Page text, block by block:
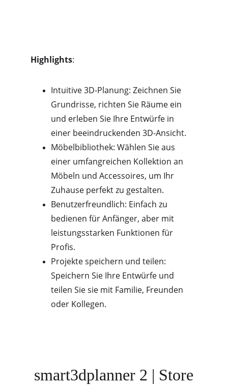
Highlights:
Intuitive 3D-Planung: Zeichnen Sie
Grundrisse, richten Sie Räume ein
und erleben Sie Ihre Entwürfe in
einer beeindruckenden 3D-Ansicht.
Möbelbibliothek: Wählen Sie aus
einer umfangreichen Kollektion an
Möbeln und Accessoires, um Ihr
Zuhause perfekt zu gestalten.
Benutzerfreundlich: Einfach zu
bedienen für Anfänger, aber mit
leistungsstarken Funktionen für
Profis.
Projekte speichern und teilen:
Speichern Sie Ihre Entwürfe und
teilen Sie sie mit Familie, Freunden
oder Kollegen.
smart3dplanner 2 | Store